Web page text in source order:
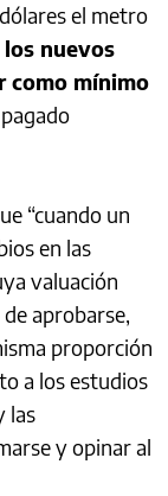
el metro
nuevos
como mínimo
“cuando un
en las
valuación
aprobarse,
proporción
a los estudios
las
y opinar al